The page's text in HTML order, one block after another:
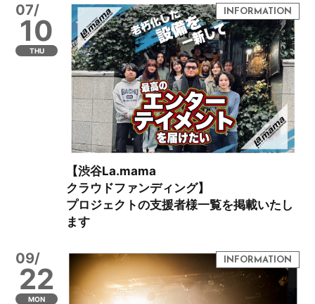
07/
10
THU
【渋谷La.mama
クラウドファンディング】
プロジェクトの支援者様一覧を掲載いたし
ます
09/
22
MON